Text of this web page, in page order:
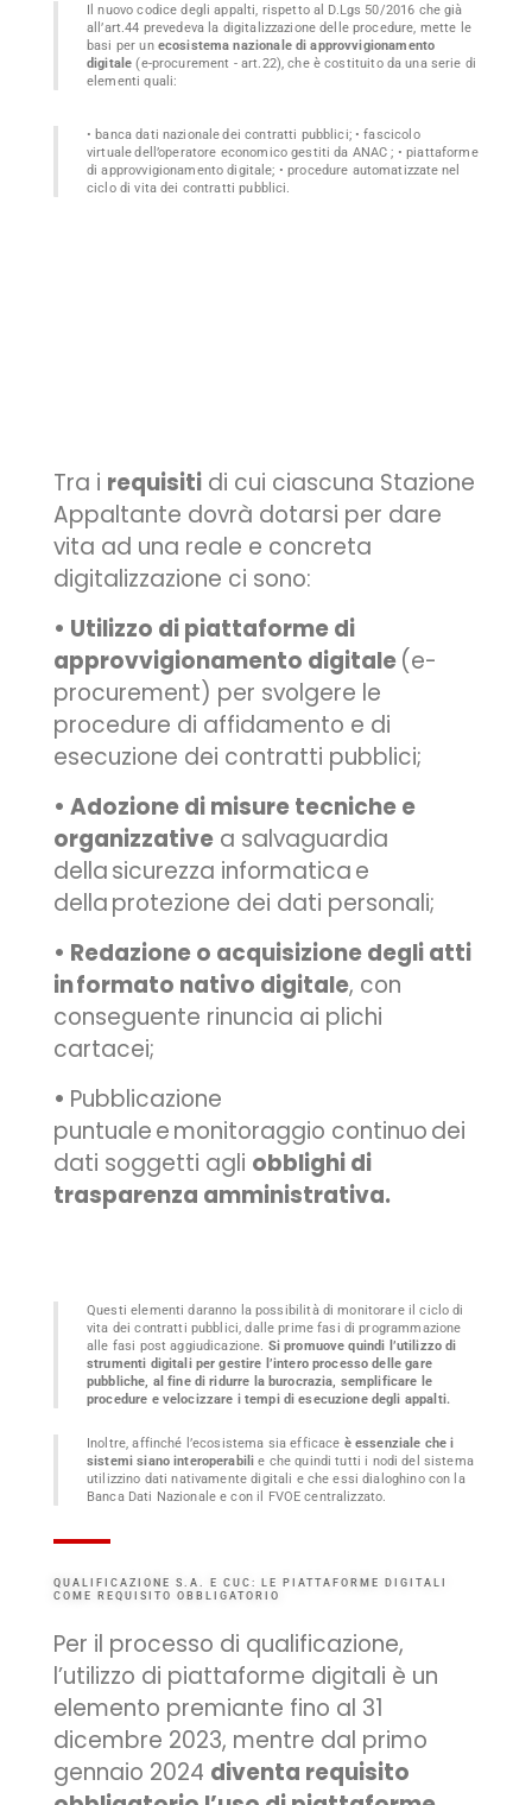
Il nuovo codice degli appalti, rispetto al D.Lgs 50/2016 che già
all’art.44 prevedeva la digitalizzazione delle procedure, mette le
basi per un ecosistema nazionale di approvvigionamento
digitale(e-procurement - art.22), che è costituito da una serie di
elementi quali:
• banca dati nazionale dei contratti pubblici; • fascicolo
virtuale dell’operatore economico gestiti da ANAC ; • piattaforme
di approvvigionamento digitale; • procedure automatizzate nel
ciclo di vita dei contratti pubblici.
Tra i requisiti di cui ciascuna Stazione
Appaltante dovrà dotarsi per dare
vita ad una reale e concreta
digitalizzazione ci sono:
• Utilizzo di piattaforme di
approvvigionamento digitale(e-
procurement) per svolgere le
procedure di affidamento e di
esecuzione dei contratti pubblici;
• Adozione di misure tecniche e
organizzative a salvaguardia
della sicurezza informatica e
della protezione dei dati personali;
• Redazione o acquisizione degli atti
in formato nativo digitale, con
conseguente rinuncia ai plichi
cartacei;
• Pubblicazione
puntuale e monitoraggio continuo dei
dati soggetti agli obblighi di
trasparenza amministrativa.
Questi elementi daranno la possibilità di monitorare il ciclo di
vita dei contratti pubblici, dalle prime fasi di programmazione
alle fasi post aggiudicazione. Si promuove quindi l’utilizzo di
strumenti digitali per gestire l’intero processo delle gare
pubbliche, al fine di ridurre la burocrazia, semplificare le
procedure e velocizzare i tempi di esecuzione degli appalti.
Inoltre, affinché l’ecosistema sia efficace è essenziale che i
sistemi siano interoperabilie che quindi tutti i nodi del sistema
utilizzino dati nativamente digitali e che essi dialoghino con la
Banca Dati Nazionale e con il FVOE centralizzato.
QUALIFICAZIONE S.A. E CUC: LE PIATTAFORME DIGITALI
COME REQUISITO OBBLIGATORIO
Per il processo di qualificazione,
l’utilizzo di piattaforme digitali è un
elemento premiante fino al 31
dicembre 2023, mentre dal primo
gennaio 2024 diventa requisito